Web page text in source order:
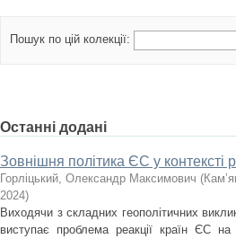
Пошук по цій колекції:
Останні додані
Зовнішня політика ЄС у контексті
Горліцький, Олександр Максимович (
2024)
Виходячи з складних геополітичних
виступає проблема реакції країн ЄС